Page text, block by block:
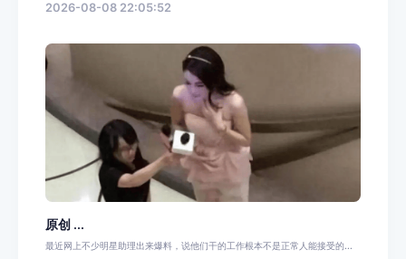
2026-08-08 22:05:52
原创 ...
最近网上不少明星助理出来爆料，说他们干的工作根本不是正常人能接受的...